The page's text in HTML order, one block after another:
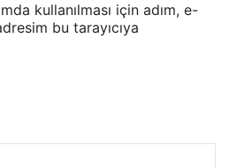
kullanılması için adım, e-
bu tarayıcıya